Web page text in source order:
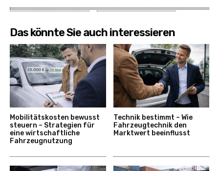
Das könnte Sie auch interessieren
Mobilitätskosten bewusst
steuern – Strategien für
eine wirtschaftliche
Fahrzeugnutzung
Technik bestimmt – Wie
Fahrzeugtechnik den
Marktwert beeinflusst